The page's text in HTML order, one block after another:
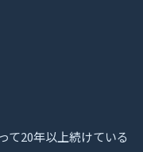
て20年以上続けている